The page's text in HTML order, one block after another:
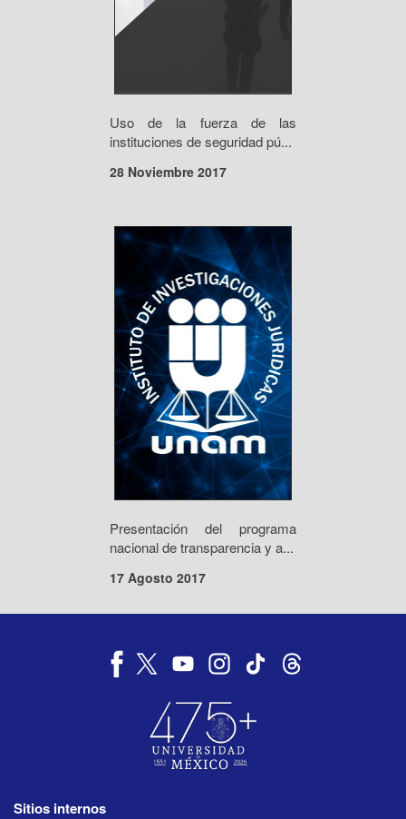
Uso de la fuerza de las
instituciones de seguridad pú...
28 Noviembre 2017
Presentación del programa
nacional de transparencia y a...
17 Agosto 2017
Sitios internos